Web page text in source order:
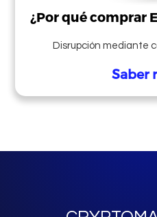
¿Por qué comprar
Disrupción mediante
Saber